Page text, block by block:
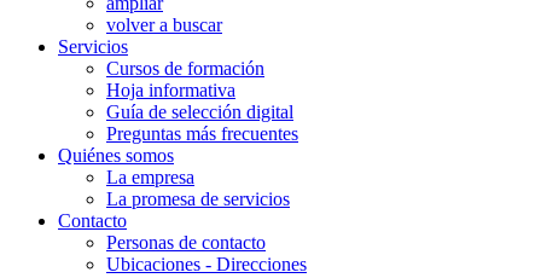
volver a buscar
Servicios
Cursos de formación
Hoja informativa
Guía de selección digital
Preguntas más frecuentes
Quiénes somos
La empresa
La promesa de servicios
Contacto
Personas de contacto
Ubicaciones - Direcciones